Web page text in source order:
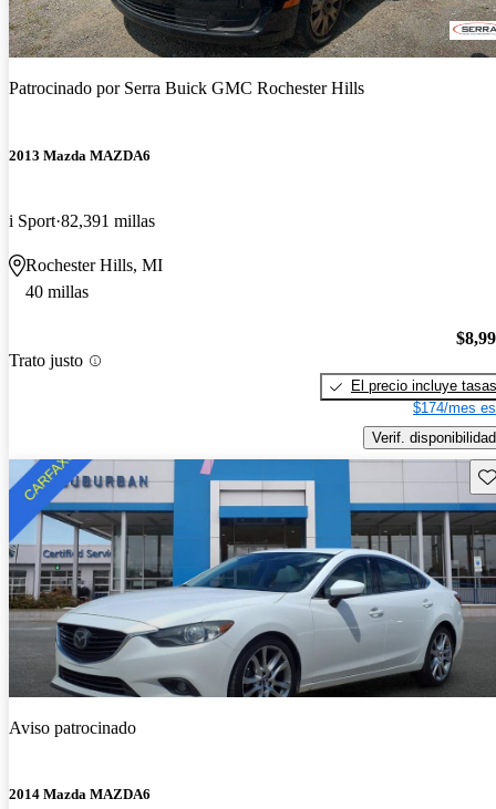
Patrocinado por Serra Buick GMC Rochester Hills
2013 Mazda MAZDA6
i Sport 82,391 millas
Rochester Hills, MI
40 millas
Trato justo
El precio incluye tasas
$174/mes
Verif. disponibilidad
Aviso patrocinado
2014 Mazda MAZDA6